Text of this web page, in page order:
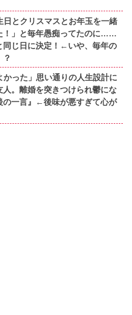
日とクリスマスとお年玉を一緒
！」と毎年愚痴ってたのに……
同じ日に決定！←いや、毎年の
？
かった」思い通りの人生設計に
。離婚を突きつけられ鬱にな
の一言』←後味が悪すぎて心が